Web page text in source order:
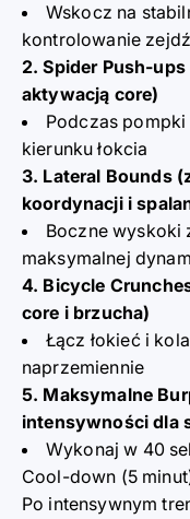
Wskocz na
kontrolowanie
2. Spider Push-
aktywacją core)
Podczas
kierunku łokcia
3. Lateral Bounds
koordynacji i
Boczne wyskoki
maksymalnej
4. Bicycle
core i brzucha)
Łącz łokieć i
naprzemiennie
5. Maksymalne
intensywności dla
Wykonaj w 40
Cool-down (5
Po intensywnym